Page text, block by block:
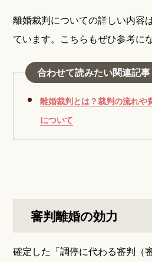
離婚裁判についての詳しい内容
ています。こちらもぜひ参考に
合わせて読みたい関連記事
離婚裁判とは？裁判の流れや
について
審判離婚の効力
確定した「調停に代わる審判（